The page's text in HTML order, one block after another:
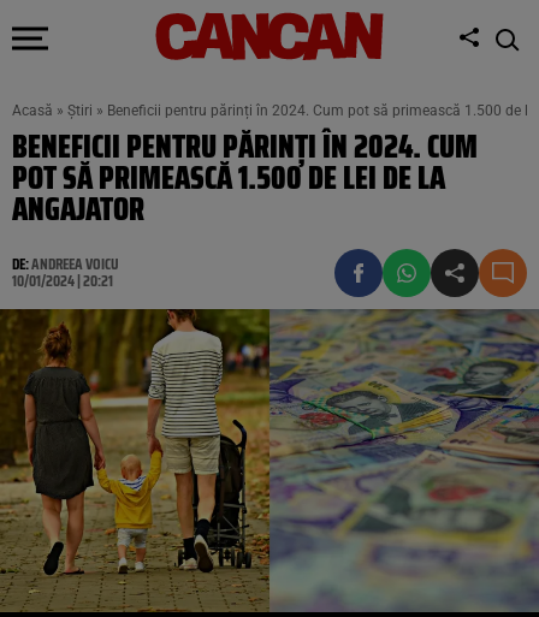
Acasă » Știri » Beneficii pentru părinți în 2024. Cum pot să primească 1.500 de
BENEFICII PENTRU PĂRINȚI ÎN 2024. CUM
POT SĂ PRIMEASCĂ 1.500 DE LEI DE LA
ANGAJATOR
DE:ANDREEA VOICU
10/01/2024 | 20:21